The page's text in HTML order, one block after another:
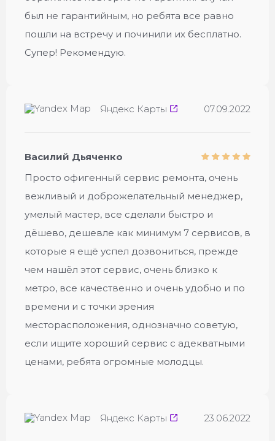
был не гарантийным, но ребята все равно
пошли на встречу и починили их бесплатно.
Супер! Рекомендую.
Яндекс Карты 07.09.2022
Василий Дьяченко
Просто офигенный сервис ремонта, очень
вежливый и доброжелательный менеджер,
умелый мастер, все сделали быстро и
дёшево, дешевле как минимум 7 сервисов, в
которые я ещё успел дозвониться, прежде
чем нашёл этот сервис, очень близко к
метро, все качественно и очень удобно и по
времени и с точки зрения
месторасположения, однозначно советую,
если ищите хороший сервис с адекватными
ценами, ребята огромные молодцы.
Яндекс Карты 23.06.2022